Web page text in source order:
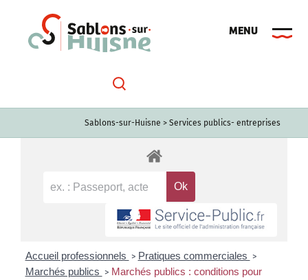
Sablons-sur-Huisne > Services publics- entreprises
Accueil professionnels > Pratiques commerciales >
Marchés publics > Marchés publics : conditions pour